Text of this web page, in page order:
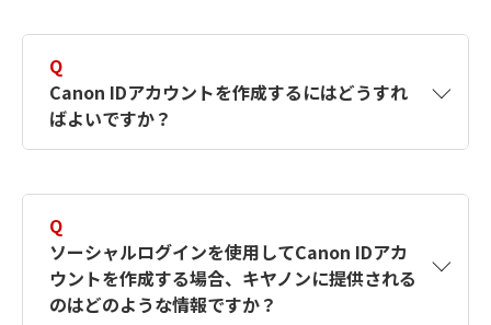
Q
Canon IDアカウントを作成するにはどうすれ
ばよいですか？
す。詳しい作成方法は【カメラ】Canon IDとは
何ですか？Canon IDの作成方法は？をご確認く
ださい。
Q
ソーシャルログインを使用してCanon IDアカ
ウントを作成する場合、キヤノンに提供される
のはどのような情報ですか？